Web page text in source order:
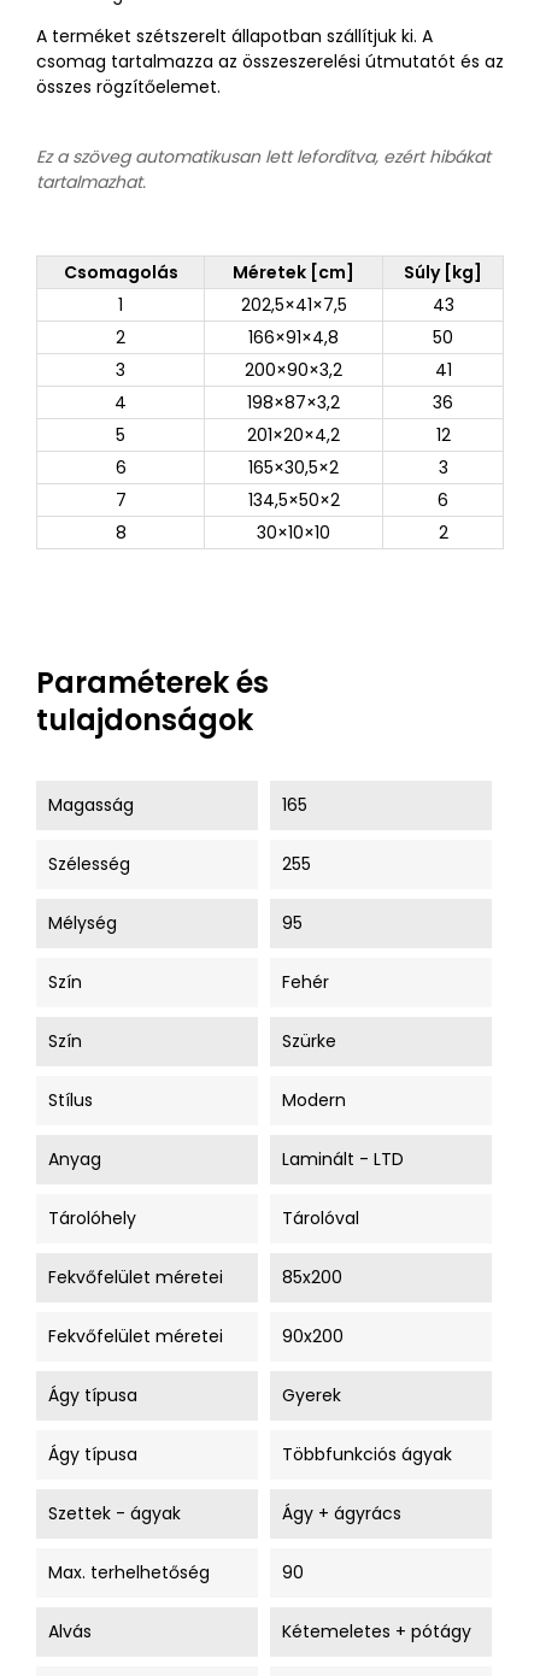
A terméket szétszerelt állapotban szállítjuk ki. A
csomag tartalmazza az összeszerelési útmutatót és az
összes rögzítőelemet.
Ez a szöveg automatikusan lett lefordítva, ezért hibákat
tartalmazhat.
Csomagolás Méretek [cm]
Súly [kg]
1
202,5×41×7,5
43
2
166×91×4,8
50
3
200×90×3,2
41
4
198×87×3,2
36
5
201×20×4,2
12
6
165×30,5×2
3
7
134,5×50×2
6
8
30×10×10 2
Paraméterek és
tulajdonságok
Magasság 165
Szélesség 255
Mélység 95
Szín Fehér
Szín Szürke
Stílus Modern
Anyag Laminált - LTD
Tárolóhely Tárolóval
Fekvőfelület méretei 85x200
Fekvőfelület méretei 90x200
Ágy típusa Gyerek
Ágy típusa Többfunkciós ágyak
Szettek - ágyak Ágy + ágyrács
Max. terhelhetőség 90
Alvás Kétemeletes + pótágy